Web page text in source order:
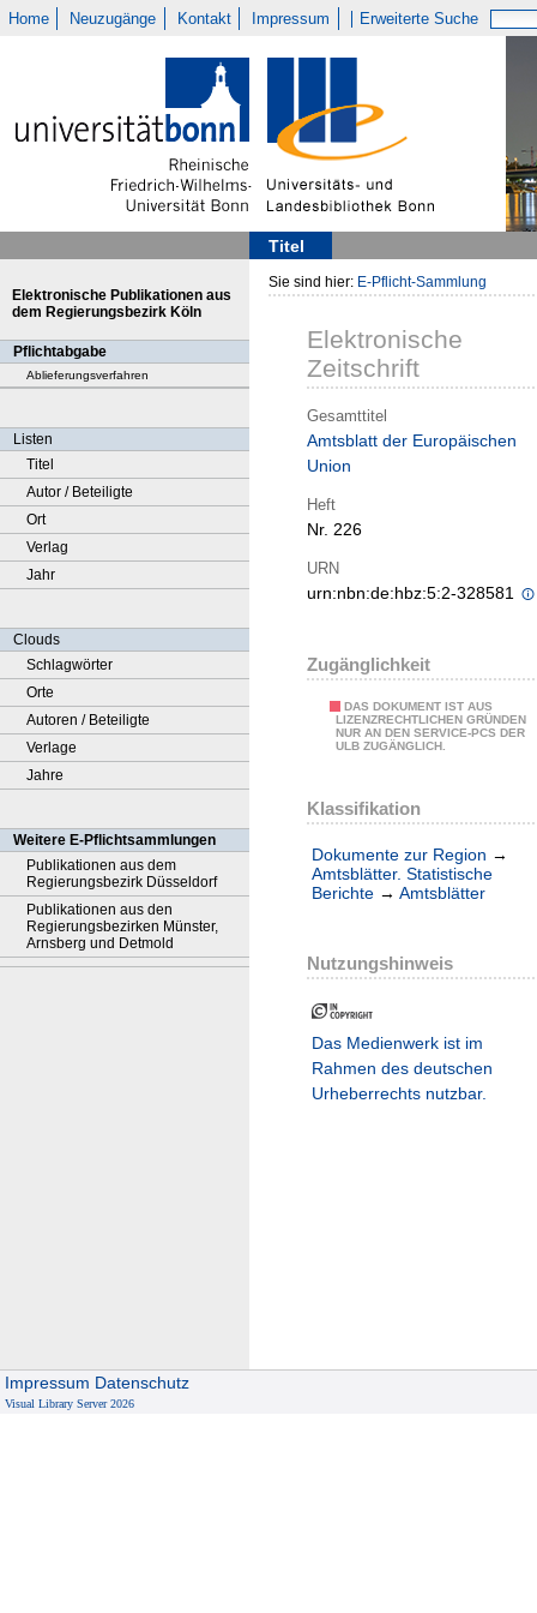
Home Neuzugänge Kontakt Impressum Erweiterte Suche
Titel
Elektronische Publikationen aus
dem Regierungsbezirk Köln
Pflichtabgabe
Ablieferungsverfahren
Listen
Titel
Autor / Beteiligte
Ort
Verlag
Jahr
Clouds
Schlagwörter
Orte
Autoren / Beteiligte
Verlage
Jahre
Weitere E-Pflichtsammlungen
Publikationen aus dem
Regierungsbezirk Düsseldorf
Publikationen aus den
Regierungsbezirken Münster,
Arnsberg und Detmold
Sie sind hier: E-Pflicht-Sammlung
Elektronische
Zeitschrift
Gesamttitel
Amtsblatt der Europäischen
Union
Heft
Nr. 226
URN
urn:nbn:de:hbz:5:2-328581
Zugänglichkeit
DAS DOKUMENT IST AUS
LIZENZRECHTLICHEN GRÜNDEN
NUR AN DEN SERVICE-PCS DER
ULB ZUGÄNGLICH.
Klassifikation
Dokumente zur Region →
Amtsblätter. Statistische
Berichte → Amtsblätter
Nutzungshinweis
Das Medienwerk ist im
Rahmen des deutschen
Urheberrechts nutzbar.
Impressum Datenschutz
Visual Library Server 2026